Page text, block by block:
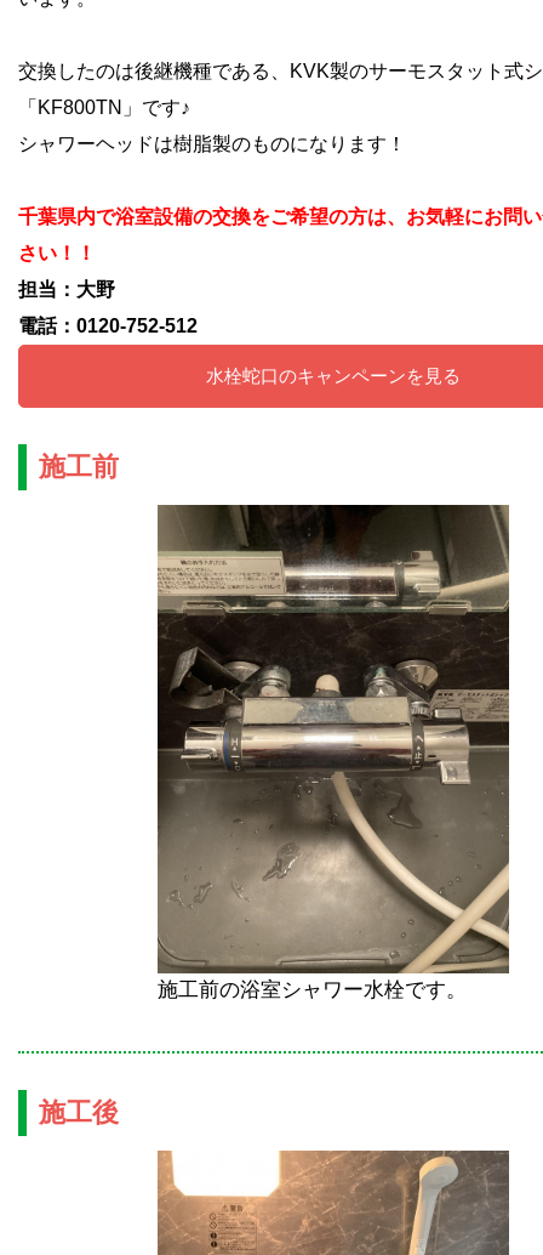
交換したのは後継機種である、KVK製のサーモスタット式
「KF800TN」です♪
シャワーヘッドは樹脂製のものになります！
千葉県内で浴室設備の交換をご希望の方は、お気軽にお問
さい！！
担当：大野
電話：0120-752-512
水栓蛇口のキャンペーンを見る
施工前
施工前の浴室シャワー水栓です。
施工後